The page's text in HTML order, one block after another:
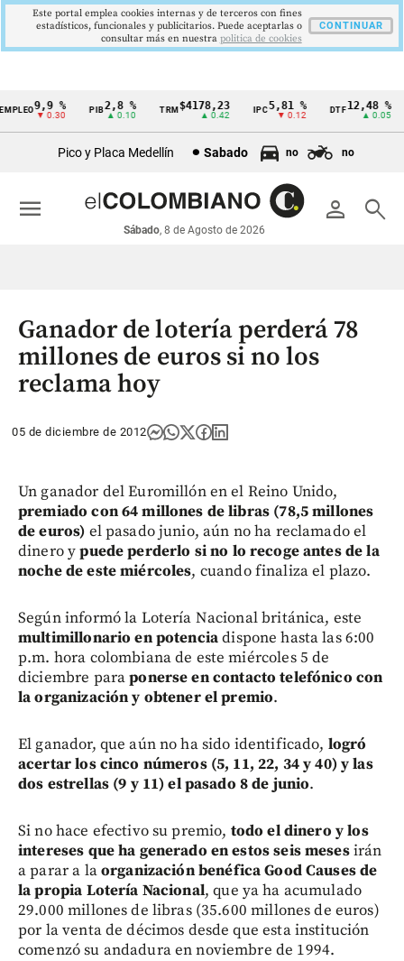
Cintillo
económicos
Colombia
9,9 %
▼ 0.30
PIB2,8 %
▲ 0.10
TRM$4178,23
▲ 0.42
5,81 %
▼ 0.12
DTF12,48 %
▲ 0.05
Pico y Placa Medellín Sabado no no
person search
Sábado, 8 de Agosto de 2026
menu
Ganador de lotería perderá 78
millones de euros si no los
reclama hoy
05 de diciembre de 2012
Un ganador del Euromillón en el Reino Unido,
premiado con 64 millones de libras (78,5 millones
de euros) el pasado junio, aún no ha reclamado el
dinero ypuede perderlo si no lo recoge antes de la
noche de este miércoles, cuando finaliza el plazo.
Según informó la Lotería Nacional británica, este
multimillonario en potenciadispone hasta las 6:00
p.m. hora colombiana de este miércoles 5 de
diciembre paraponerse en contacto telefónico con
la organización y obtener el premio.
El ganador, que aún no ha sido identificado, logró
acertar los cinco números (5, 11, 22, 34 y 40) y las
dos estrellas (9 y 11) el pasado 8 de junio.
Si no hace efectivo su premio, todo el dinero y los
intereses que ha generado en estos seis mesesirán
a parar a laorganización benéfica Good Causes de
la propia Lotería Nacional, que ya ha acumulado
29.000 millones de libras (35.600 millones de euros)
por la venta de décimos desde que esta institución
comenzó su andadura en noviembre de 1994.
Este portal emplea cookies internas y de terceros con fines
estadísticos, funcionales y publicitarios. Puede aceptarlas o
consultar más en nuestra politica de cookies
CONTINUAR